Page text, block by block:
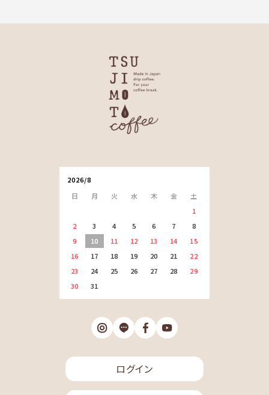
2026/8
日
月 火 水 木 金
土
1
2
3 4 5 6 7
8
9
10 11 12 13 14
15
16
17 18 19 20 21
22
23
24 25 26 27 28
29
30
31
ログイン